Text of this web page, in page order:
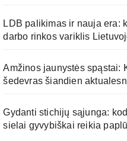
LDB palikimas ir nauja era:
darbo rinkos variklis
Amžinos jaunystės spąstai:
šedevras šiandien
Gydanti stichijų sąjunga:
sielai gyvybiškai reikia